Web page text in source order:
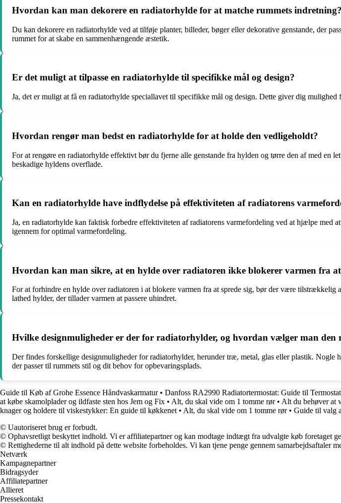
Hvordan kan man dekorere en radiatorhylde for at matche rummets indretning?
Du kan dekorere en radiatorhylde ved at tilføje planter, billeder, bøger eller dekorative genstande, der
rummet for at skabe en sammenhængende æstetik.
Er det muligt at tilpasse en radiatorhylde til specifikke mål og design?
Ja, det er muligt at få en radiatorhylde speciallavet til specifikke mål og design. Dette giver dig
Hvordan rengør man bedst en radiatorhylde for at holde den vedligeholdt?
For at rengøre en radiatorhylde effektivt bør du fjerne alle genstande fra hylden og tørre den af med en
beskadige hyldens overflade.
Kan en radiatorhylde have indflydelse på effektiviteten af radiatorens
Ja, en radiatorhylde kan faktisk forbedre effektiviteten af radiatorens varmefordeling ved at hjælpe
igennem for optimal varmefordeling.
Hvordan kan man sikre, at en hylde over radiatoren ikke blokerer varmen fra at
For at forhindre en hylde over radiatoren i at blokere varmen fra at sprede sig, bør der være tilstrækkelig
lathed hylder, der tillader varmen at passere uhindret.
Hvilke designmuligheder er der for radiatorhylder, og hvordan vælger man den
Der findes forskellige designmuligheder for radiatorhylder, herunder træ, metal, glas eller plastik.
der passer til rummets stil og dit behov for opbevaringsplads.
Guide til Køb af Grohe Essence Håndvaskarmatur• Danfoss RA2990 Radiatortermostat: Guide til
at købe skamolplader og ildfaste sten hos Jem og Fix • Alt, du skal vide om 1 tomme rør• Alt du behøver at
knager og holdere til viskestykker: En guide til køkkenet • Alt, du skal vide om 1 tomme rør• Guide til valg
© Uautoriseret brug er forbudt.
© Ophavsretligt beskyttet indhold. Vi er affiliatepartner og kan modtage indtægt fra udvalgte køb foretaget
© Rettighederne til alt indhold på dette website forbeholdes. Vi kan tjene penge gennem samarbejdsaftaler
Netværk
Kampagnepartner
Bidragsyder
Affiliatepartner
Allieret
Pressekontakt